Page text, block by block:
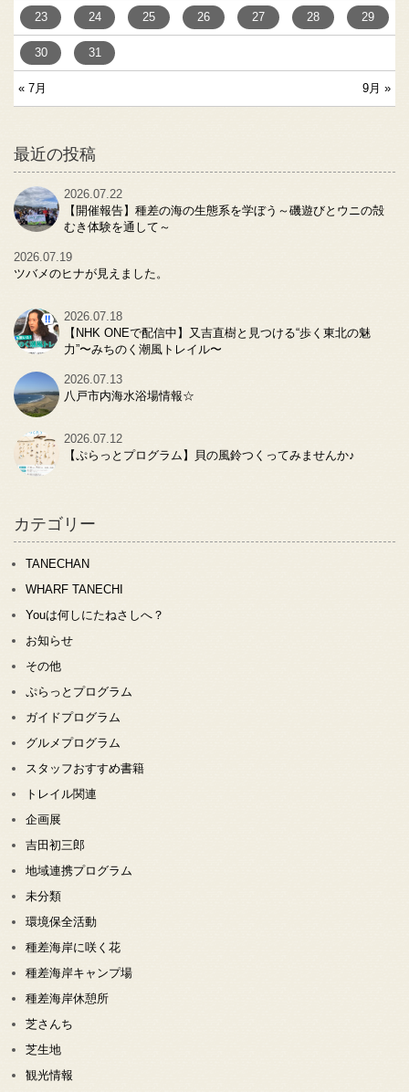
« 7月 9月 »
23 24 25 26 27 28 29
30 31
最近の投稿
2026.07.22
【開催報告】種差の海の生態系を学ぼう～磯遊びとウニの殻
むき体験を通して～
2026.07.19
ツバメのヒナが見えました。
2026.07.18
【NHK ONEで配信中】又吉直樹と見つける“歩く東北の魅
力”〜みちのく潮風トレイル〜
2026.07.13
八戸市内海水浴場情報☆
2026.07.12
【ぷらっとプログラム】貝の風鈴つくってみませんか♪
カテゴリー
TANECHAN
WHARF TANECHI
Youは何しにたねさしへ？
お知らせ
その他
ぷらっとプログラム
ガイドプログラム
グルメプログラム
スタッフおすすめ書籍
トレイル関連
企画展
吉田初三郎
地域連携プログラム
未分類
環境保全活動
種差海岸に咲く花
種差海岸キャンプ場
種差海岸休憩所
芝さんち
芝生地
観光情報